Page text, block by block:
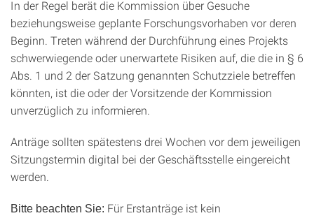
In der Regel berät die Kommission über Gesuche
beziehungsweise geplante Forschungsvorhaben vor deren
Beginn. Treten während der Durchführung eines Projekts
schwerwiegende oder unerwartete Risiken auf, die die in § 6
Abs. 1 und 2 der Satzung genannten Schutzziele betreffen
könnten, ist die oder der Vorsitzende der Kommission
unverzüglich zu informieren.
Anträge sollten spätestens drei Wochen vor dem jeweiligen
Sitzungstermin digital bei der Geschäftsstelle eingereicht
werden.
Bitte beachten Sie: Für Erstanträge ist kein